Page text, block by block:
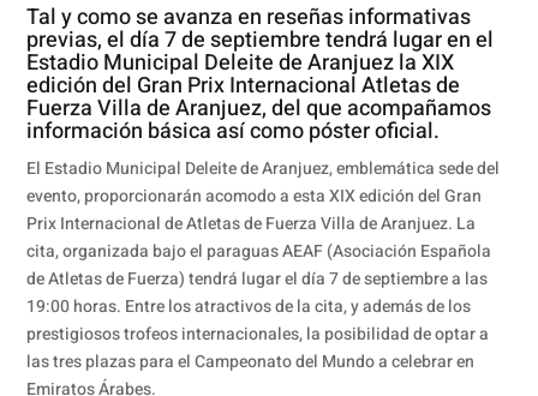
Tal y como se avanza en reseñas informativas
previas, el día 7 de septiembre tendrá lugar en el
Estadio Municipal Deleite de Aranjuez la XIX
edición del Gran Prix Internacional Atletas de
Fuerza Villa de Aranjuez, del que acompañamos
información básica así como póster oficial.
El Estadio Municipal Deleite de Aranjuez, emblemática sede del
evento, proporcionarán acomodo a esta XIX edición del Gran
Prix Internacional de Atletas de Fuerza Villa de Aranjuez. La
cita, organizada bajo el paraguas AEAF (Asociación Española
de Atletas de Fuerza) tendrá lugar el día 7 de septiembre a las
19:00 horas. Entre los atractivos de la cita, y además de los
prestigiosos trofeos internacionales, la posibilidad de optar a
las tres plazas para el Campeonato del Mundo a celebrar en
Emiratos Árabes.